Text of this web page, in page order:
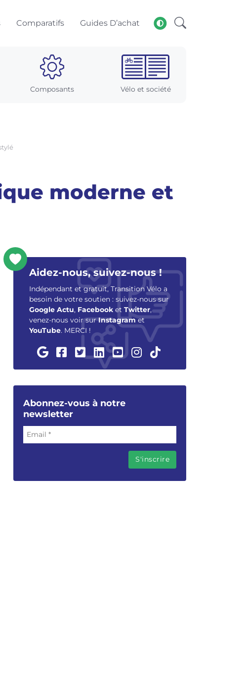
Comparatifs Guides D’achat
Composants Vélo et société
moderne et
Aidez-nous, suivez-nous !
Indépendant et gratuit, Transition Vélo a
besoin de votre soutien : suivez-nous sur
Google Actu, Facebook et Twitter,
venez-nous voir surInstagramet
YouTube. MERCI !
Abonnez-vous à notre
newsletter